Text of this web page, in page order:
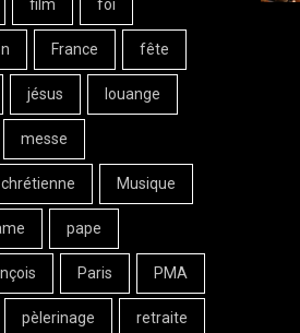
film foi
France fête
jésus louange
messe
Musique
pape
Paris PMA
pèlerinage retraite